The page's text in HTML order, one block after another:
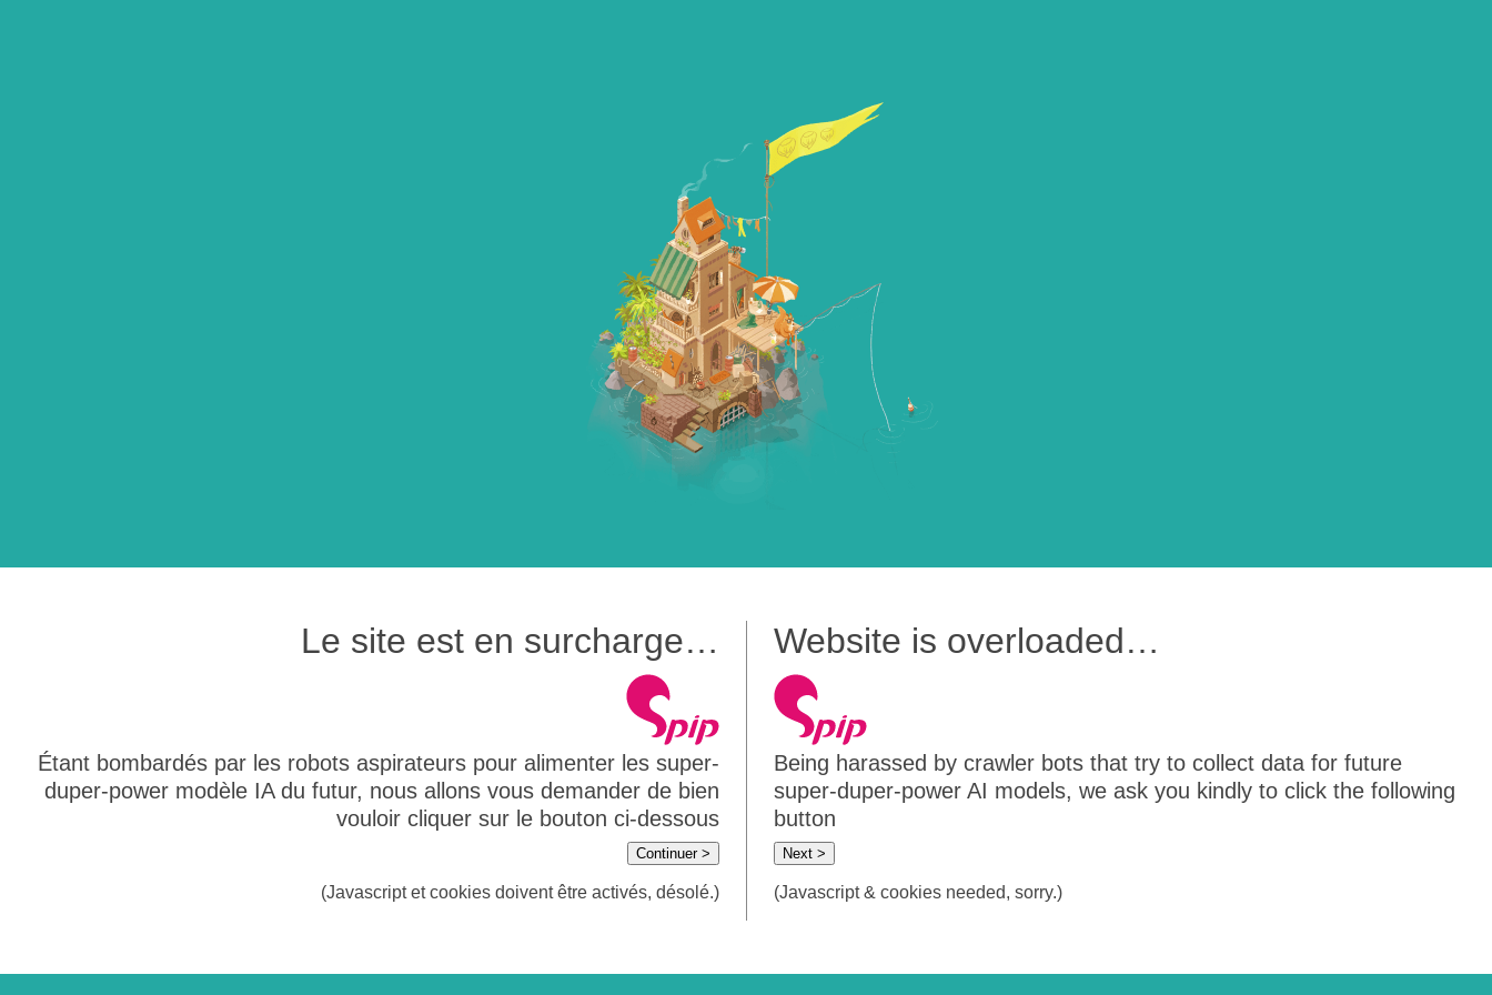
Le site est en surcharge…
Étant bombardés par les robots aspirateurs pour alimenter les super-
duper-power modèle IA du futur, nous allons vous demander de bien
vouloir cliquer sur le bouton ci-dessous
Continuer >
(Javascript et cookies doivent être activés, désolé.)
Website is overloaded…
Being harassed by crawler bots that try to collect data for future
super-duper-power AI models, we ask you kindly to click the following
button
Next >
(Javascript & cookies needed, sorry.)